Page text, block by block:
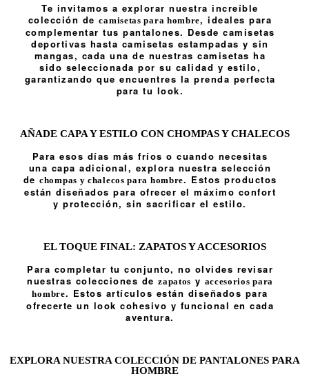
Te invitamos a explorar nuestra increíble
colección decamisetas para hombre, ideales para
complementar tus pantalones. Desde camisetas
deportivas hasta camisetas estampadas y sin
mangas, cada una de nuestras camisetas ha
sido seleccionada por su calidad y estilo,
garantizando que encuentres la prenda perfecta
para tu look.
AÑADE CAPA Y ESTILO CON CHOMPAS Y CHALECOS
Para esos días más fríos o cuando necesitas
una capa adicional, explora nuestra selección
dechompas y chalecos para hombre. Estos productos
están diseñados para ofrecer el máximo confort
y protección, sin sacrificar el estilo.
EL TOQUE FINAL: ZAPATOS Y ACCESORIOS
Para completar tu conjunto, no olvides revisar
nuestras colecciones dezapatos y accesorios para
hombre. Estos artículos están diseñados para
ofrecerte un look cohesivo y funcional en cada
aventura.
EXPLORA NUESTRA COLECCIÓN DE PANTALONES PARA
HOMBRE